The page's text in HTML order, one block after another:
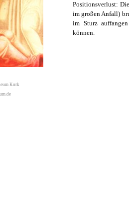
Kork
Positionsverlust:
im großen Anfall)
im Sturz
können.